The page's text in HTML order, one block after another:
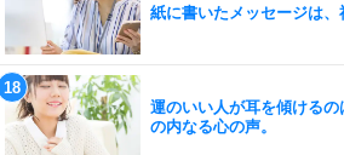
紙に書いたメッセージは、
運のいい人が耳を傾ける
の内なる心の声。